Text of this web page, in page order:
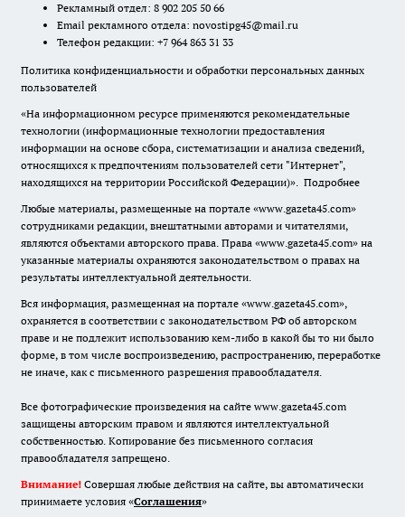
Рекламный отдел: 8 902 205 50 66
Email рекламного отдела: novostipg45@mail.ru
Телефон редакции: +7 964 863 31 33
Политика конфиденциальности и обработки персональных данных
пользователей
«На информационном ресурсе применяются рекомендательные
технологии (информационные технологии предоставления
информации на основе сбора, систематизации и анализа сведений,
относящихся к предпочтениям пользователей сети "Интернет",
находящихся на территории Российской Федерации)». Подробнее
Любые материалы, размещенные на портале «www.gazeta45.com»
сотрудниками редакции, внештатными авторами и читателями,
являются объектами авторского права. Права «www.gazeta45.com» на
указанные материалы охраняются законодательством о правах на
результаты интеллектуальной деятельности.
Вся информация, размещенная на портале «www.gazeta45.com»,
охраняется в соответствии с законодательством РФ об авторском
праве и не подлежит использованию кем-либо в какой бы то ни было
форме, в том числе воспроизведению, распространению, переработке
не иначе, как с письменного разрешения правообладателя.
Все фотографические произведения на сайте www.gazeta45.com
защищены авторским правом и являются интеллектуальной
собственностью. Копирование без письменного согласия
правообладателя запрещено.
Внимание! Совершая любые действия на сайте, вы автоматически
принимаете условия «Cоглашения»